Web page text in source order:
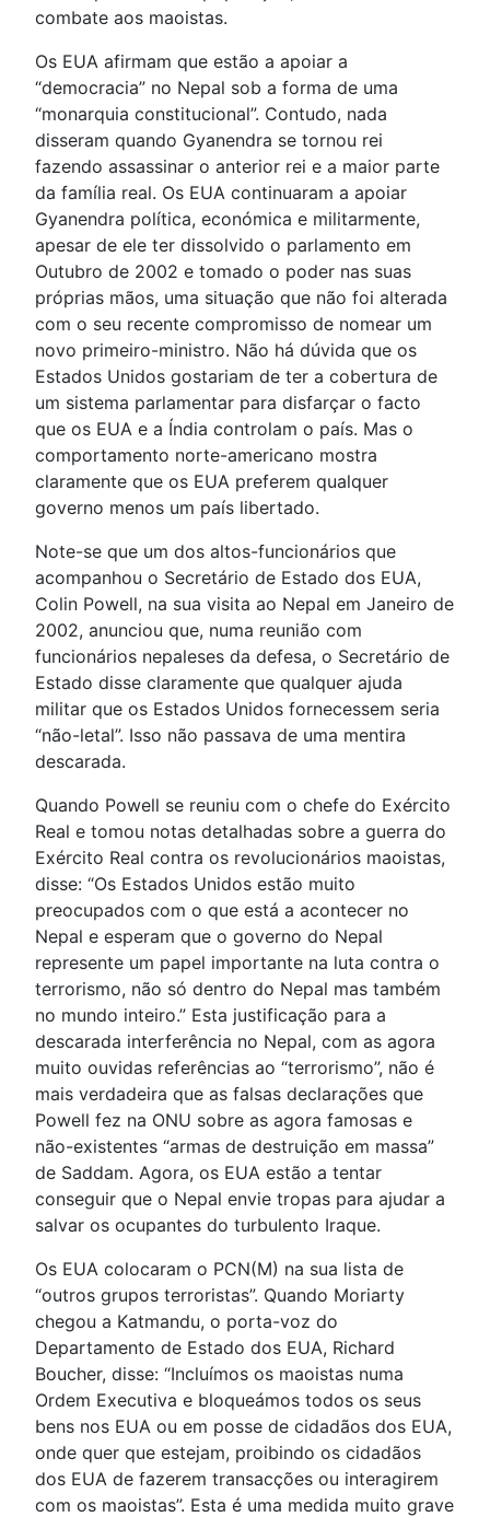
combate aos maoistas.
Os EUA afirmam que estão a apoiar a
“democracia” no Nepal sob a forma de uma
“monarquia constitucional”. Contudo, nada
disseram quando Gyanendra se tornou rei
fazendo assassinar o anterior rei e a maior parte
da família real. Os EUA continuaram a apoiar
Gyanendra política, económica e militarmente,
apesar de ele ter dissolvido o parlamento em
Outubro de 2002 e tomado o poder nas suas
próprias mãos, uma situação que não foi alterada
com o seu recente compromisso de nomear um
novo primeiro-ministro. Não há dúvida que os
Estados Unidos gostariam de ter a cobertura de
um sistema parlamentar para disfarçar o facto
que os EUA e a Índia controlam o país. Mas o
comportamento norte-americano mostra
claramente que os EUA preferem qualquer
governo menos um país libertado.
Note-se que um dos altos-funcionários que
acompanhou o Secretário de Estado dos EUA,
Colin Powell, na sua visita ao Nepal em Janeiro de
2002, anunciou que, numa reunião com
funcionários nepaleses da defesa, o Secretário de
Estado disse claramente que qualquer ajuda
militar que os Estados Unidos fornecessem seria
“não-letal”. Isso não passava de uma mentira
descarada.
Quando Powell se reuniu com o chefe do Exército
Real e tomou notas detalhadas sobre a guerra do
Exército Real contra os revolucionários maoistas,
disse: “Os Estados Unidos estão muito
preocupados com o que está a acontecer no
Nepal e esperam que o governo do Nepal
represente um papel importante na luta contra o
terrorismo, não só dentro do Nepal mas também
no mundo inteiro.” Esta justificação para a
descarada interferência no Nepal, com as agora
muito ouvidas referências ao “terrorismo”, não é
mais verdadeira que as falsas declarações que
Powell fez na ONU sobre as agora famosas e
não-existentes “armas de destruição em massa”
de Saddam. Agora, os EUA estão a tentar
conseguir que o Nepal envie tropas para ajudar a
salvar os ocupantes do turbulento Iraque.
Os EUA colocaram o PCN(M) na sua lista de
“outros grupos terroristas”. Quando Moriarty
chegou a Katmandu, o porta-voz do
Departamento de Estado dos EUA, Richard
Boucher, disse: “Incluímos os maoistas numa
Ordem Executiva e bloqueámos todos os seus
bens nos EUA ou em posse de cidadãos dos EUA,
onde quer que estejam, proibindo os cidadãos
dos EUA de fazerem transacções ou interagirem
com os maoistas”. Esta é uma medida muito grave